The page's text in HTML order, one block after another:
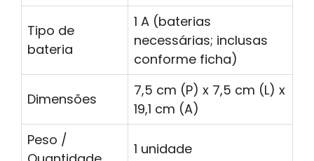
Tipo de
bateria
1 A (baterias
necessárias; inclusas
conforme ficha)
Dimensões
7,5 cm (P) x 7,5 cm (L) x
19,1 cm (A)
Peso /
1 unidade